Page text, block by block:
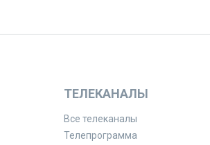
ТЕЛЕКАНАЛЫ
Все телеканалы
Телепрограмма